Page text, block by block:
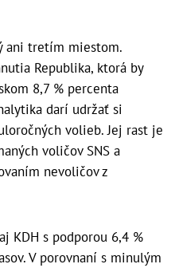
ani tretím miestom.
Republika, ktorá by
8,7 % percenta
darí udržať si
volieb. Jej rast je
voličov SNS a
nevoličov z
KDH s podporou 6,4 %
V porovnaní s minulým